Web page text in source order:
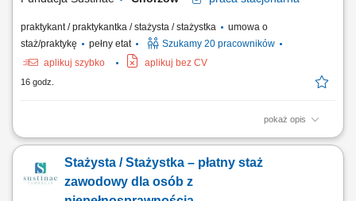
praktykant / praktykantka / stażysta / stażystka
umowa o
staż/praktykę
pełny etat
Szukamy 20 pracowników
aplikuj szybko
aplikuj bez CV
16 godz.
pokaż opis
Projekt „RozPracuj się ! Kompleksowy program aktywizacji zawodowej
środków Państwowego Funduszu Rehabilitacji Osób
Niepełnosprawnych. Celem uczestnictwa w programie jest zwiększenie
szansy na rynku pracy i podjęcie...
Stażysta / Stażystka – płatny staż
zawodowy dla osób z